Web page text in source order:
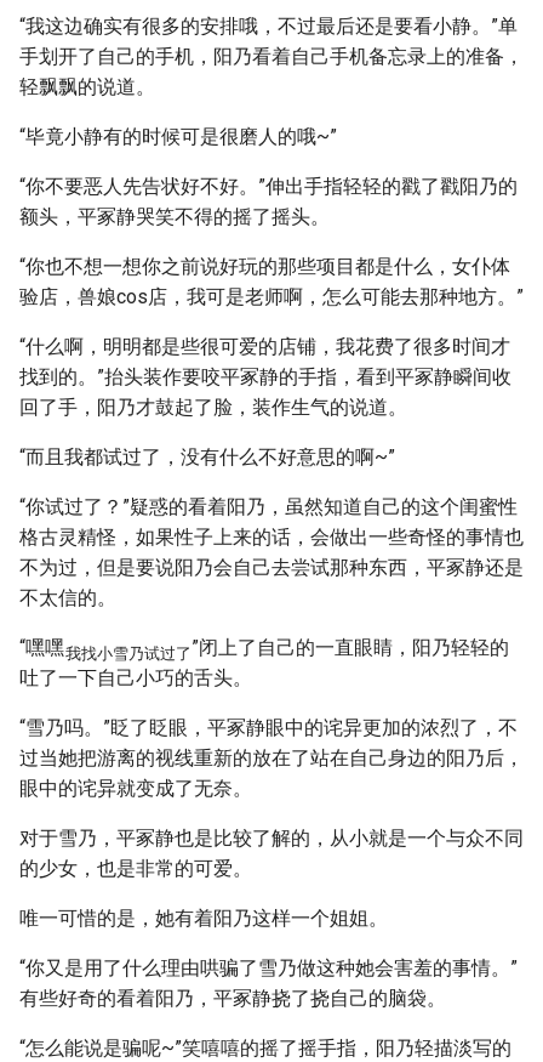
“我这边确实有很多的安排哦，不过最后还是要看小静。”单
手划开了自己的手机，阳乃看着自己手机备忘录上的准备，
轻飘飘的说道。
“毕竟小静有的时候可是很磨人的哦~”
“你不要恶人先告状好不好。”伸出手指轻轻的戳了戳阳乃的
额头，平冢静哭笑不得的摇了摇头。
“你也不想一想你之前说好玩的那些项目都是什么，女仆体
验店，兽娘cos店，我可是老师啊，怎么可能去那种地方。”
“什么啊，明明都是些很可爱的店铺，我花费了很多时间才
找到的。”抬头装作要咬平冢静的手指，看到平冢静瞬间收
回了手，阳乃才鼓起了脸，装作生气的说道。
“而且我都试过了，没有什么不好意思的啊~”
“你试过了？”疑惑的看着阳乃，虽然知道自己的这个闺蜜性
格古灵精怪，如果性子上来的话，会做出一些奇怪的事情也
不为过，但是要说阳乃会自己去尝试那种东西，平冢静还是
不太信的。
“嘿嘿我找小雪乃试过了 ”闭上了自己的一直眼睛，阳乃轻轻的
吐了一下自己小巧的舌头。
“雪乃吗。”眨了眨眼，平冢静眼中的诧异更加的浓烈了，不
过当她把游离的视线重新的放在了站在自己身边的阳乃后，
眼中的诧异就变成了无奈。
对于雪乃，平冢静也是比较了解的，从小就是一个与众不同
的少女，也是非常的可爱。
唯一可惜的是，她有着阳乃这样一个姐姐。
“你又是用了什么理由哄骗了雪乃做这种她会害羞的事情。”
有些好奇的看着阳乃，平冢静挠了挠自己的脑袋。
“怎么能说是骗呢~”笑嘻嘻的摇了摇手指，阳乃轻描淡写的